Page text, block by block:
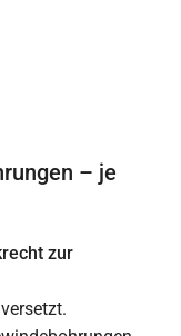
– je
zur